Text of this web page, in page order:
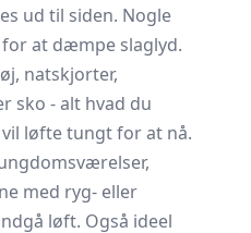
ud til siden. Nogle
at dæmpe slaglyd.
natskjorter,
sko - alt hvad du
løfte tungt for at nå.
med ryg- eller
løft. Også ideel